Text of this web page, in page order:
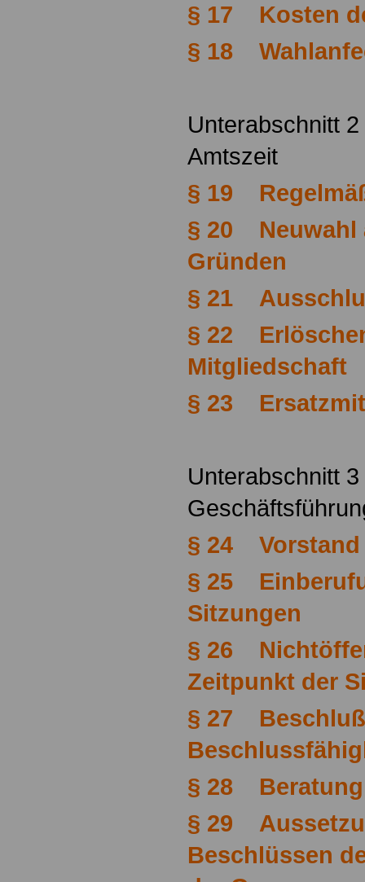
§ 17 Kosten
§ 18
Unterabschnitt 2
Amtszeit
§ 19
§ 20 Neuwahl
Gründen
§ 21
§ 22
Mitgliedschaft
§ 23
Unterabschnitt 3
§ 24 Vorstand
§ 25
Sitzungen
§ 26
Zeitpunkt der
§ 27
§ 28
§ 29
Beschlüssen